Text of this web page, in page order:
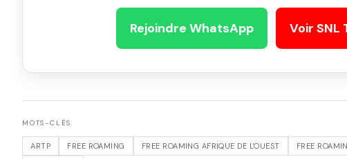
Rejoindre WhatsApp Voir SNL
MOTS-CLÉS
ARTP FREE ROAMING FREE ROAMING AFRIQUE DE L'OUEST FREE